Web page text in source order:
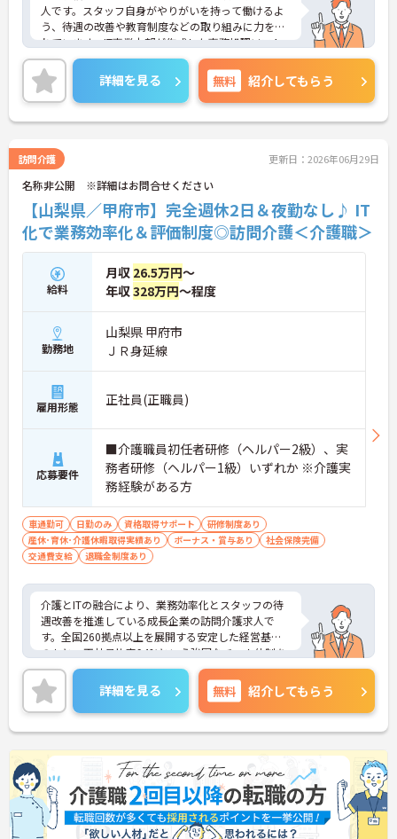
人です。スタッフ自身がやりがいを持って働けるよ
う、待遇の改善や教育制度などの取り組みに力を入
れています。IT事業本部が作成した事務処理ソフト
を導入しており、事務作業は少なく、その分ご利用
者様への対応を重視することもできます。入社後の
研修はもちろん、介護技術研修、PC研修、マナー研
修、資格取得のための勉強会等ステップに応じて用
意されており安心してご就業いただけます。
細などお話しいたしますのでお気軽にお問い合わせ
下さい。
詳細を見る 無料 紹介してもらう
訪問介護 更新日：2026年06月29日
名称非公開 ※詳細はお問合せください
【山梨県／甲府市】完全週休2日＆夜勤なし♪ IT
化で業務効率化＆評価制度◎訪問介護＜介護職＞
給料
月収 26.5万円～
年収328万円～程度
勤務地
山梨県 甲府市
ＪＲ身延線
雇用形態 正社員(正職員)
応募要件
■介護職員初任者研修（ヘルパー2級）、実
務者研修（ヘルパー1級）いずれか ※介護実
務経験がある方
車通勤可 日勤のみ 資格取得サポート
研修制度あり
産休･育休･介護休暇取得実績あり
ボーナス・賞与あり
社会保険完備
交通費支給
退職金制度あり
介護とITの融合により、業務効率化とスタッフの待
遇改善を推進している成長企業の訪問介護求人で
す。全国260拠点以上を展開する安定した経営基盤
のもと、正社員比率94%という強固なチーム体制を
構築しています。資格手当や年2回の評価面談など、
専門資格と成果が収入に直結する仕組みが整ってい
ます。夜勤なしの完全週休2日制（曜日固定）を採用
し、日々の記録業務はスマートフォンで完結するた
め、施設勤務特有の不規則なシフトや煩雑な事務作
業の負担を抑え、ケアに専念できます。定期的な面
談で不安を解消できるフォロー体制もあり、介護福
祉士の資格取得やサ責や管理者への着実なキャリア
アップを目指す有資格者の方に推奨できる環境で
す。
詳細を見る 無料 紹介してもらう